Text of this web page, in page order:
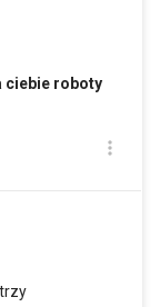
ciebie roboty